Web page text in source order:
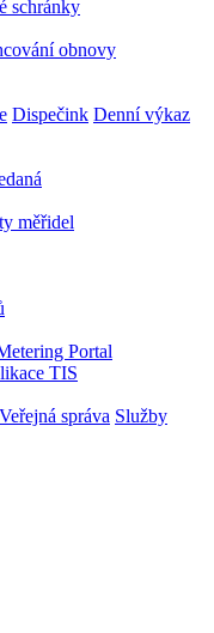
schránky
obnovy
Dispečink Denní výkaz
měřidel
Portal
TIS
Veřejná správa Služby